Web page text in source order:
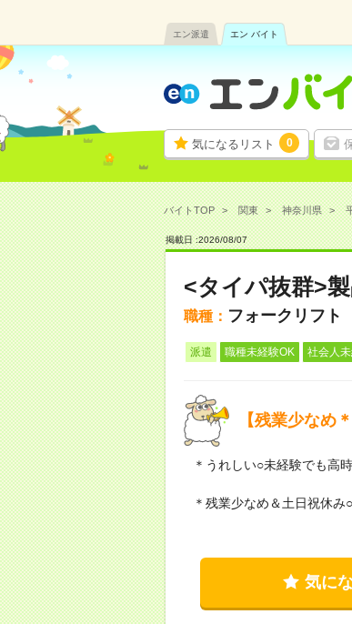
エン派遣 エン バイト
気になるリスト 0
バイトTOP 関東 神奈川県
掲載日 :2026/08/07
<タイパ抜群>
職種： フォークリフト
派遣 職種未経験OK 社会人
【残業少なめ
＊うれしい○未経験でも高
＊残業少なめ＆土日祝休み
気に